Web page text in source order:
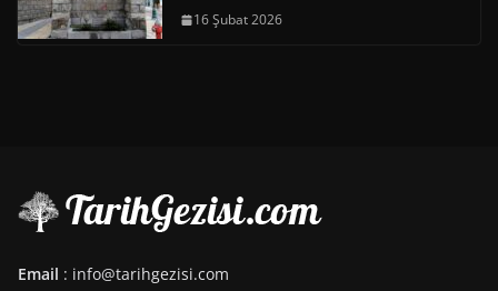
16 Şubat 2026
Email : info@tarihgezisi.com